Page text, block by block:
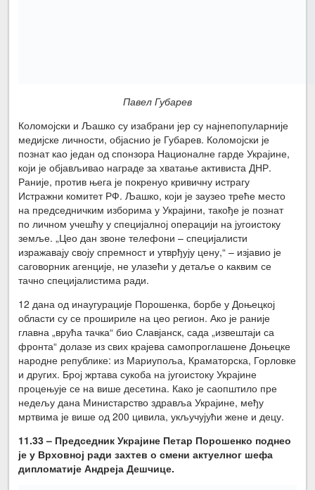
Павел Губарев
Коломојски и Љашко су изабрани јер су најнепопуларније
медијске личности, објаснио је Губарев. Коломојски је
познат као један од спонзора Националне гарде Украјине,
који је објављивао награде за хватање активиста ДНР.
Раније, против њега је покренуо кривичну истрагу
Истражни комитет РФ. Љашко, који је заузео треће место
на председничким изборима у Украјини, такође је познат
по личном учешћу у специјалној операцији на југоистоку
земље. „Цео дан звоне телефони – специјалисти
изражавају своју спремност и утврђују цену,“ – изјавио је
саговорник агенције, не улазећи у детаље о каквим се
тачно специјалистима ради.
12 дана од инаугурације Порошенка, борбе у Доњецкој
области су се прошириле на цео регион. Ако је раније
главна „врућа тачка“ био Славјанск, сада „извештаји са
фронта“ долазе из свих крајева самопроглашене Доњецке
народне републике: из Мариупоља, Краматорска, Горловке
и других. Број жртава сукоба на југоистоку Украјине
процењује се на више десетина. Како је саопштило пре
недељу дана Министарство здравља Украјине, међу
мртвима је више од 200 цивила, укључујући жене и децу.
11.33 – Председник Украјине Петар Порошенко поднео
је у Врховној ради захтев о смени актуелног шефа
дипломатије Андреја Дешчице.